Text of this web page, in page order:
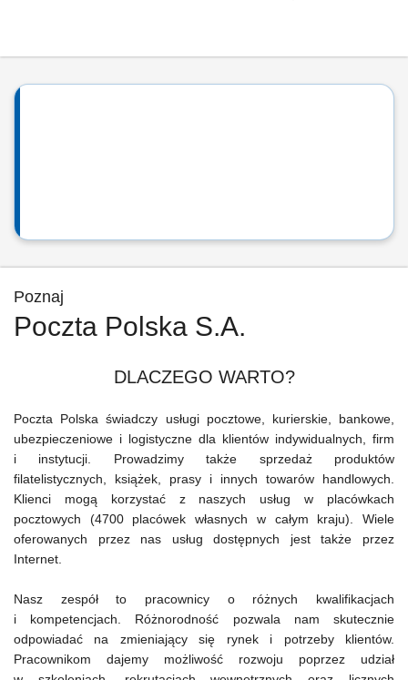
Poznaj
Poczta Polska S.A.
DLACZEGO WARTO?
Poczta Polska świadczy usługi pocztowe, kurierskie, bankowe,
ubezpieczeniowe i logistyczne dla klientów indywidualnych, firm
i instytucji. Prowadzimy także sprzedaż produktów
filatelistycznych, książek, prasy i innych towarów handlowych.
Klienci mogą korzystać z naszych usług w placówkach
pocztowych (4700 placówek własnych w całym kraju). Wiele
oferowanych przez nas usług dostępnych jest także przez
Internet.
Nasz zespół to pracownicy o różnych kwalifikacjach
i kompetencjach. Różnorodność pozwala nam skutecznie
odpowiadać na zmieniający się rynek i potrzeby klientów.
Pracownikom dajemy możliwość rozwoju poprzez udział